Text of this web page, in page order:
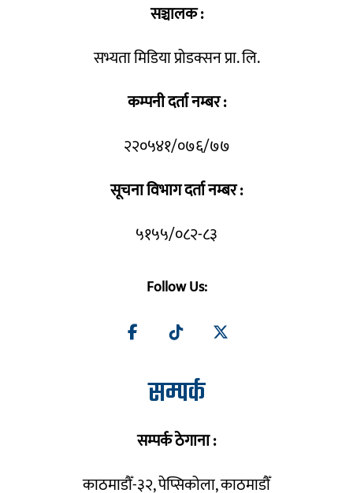
सञ्चालक :
सभ्यता मिडिया प्रोडक्सन प्रा. लि.
कम्पनी दर्ता नम्बर :
२२०५४१/०७६/७७
सूचना विभाग दर्ता नम्बर :
५१५५/०८२-८३
Follow Us:
सम्पर्क
सम्पर्क ठेगाना :
काठमाडौँ-३२, पेप्सिकोला, काठमाडौँ